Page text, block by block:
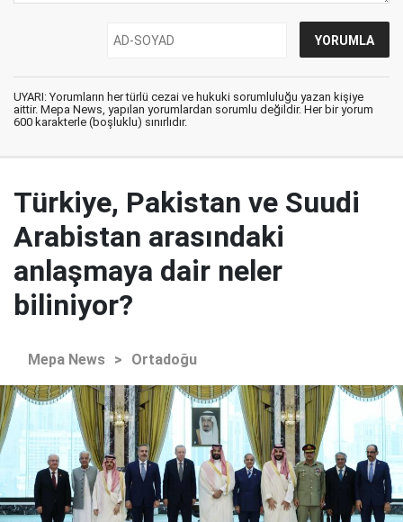
UYARI: Yorumların her türlü cezai ve hukuki sorumluluğu yazan kişiye
aittir. Mepa News, yapılan yorumlardan sorumlu değildir. Her bir yorum
600 karakterle (boşluklu) sınırlıdır.
Türkiye, Pakistan ve Suudi
Arabistan arasındaki
anlaşmaya dair neler
biliniyor?
Mepa News > Ortadoğu